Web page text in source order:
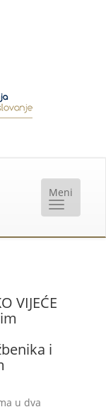
VIJEĆE
i
u dva